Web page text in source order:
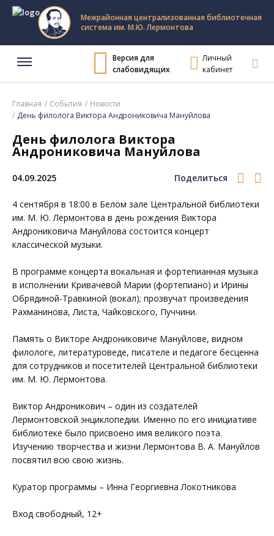
Межрайонная централизованная библиотечная
система им. М.Ю. Лермонтова
Версия для
слабовидящих
Личный
кабинет
Главная События
Новости
День филолога Виктора Андрониковича Мануйлова
День филолога Виктора
Андрониковича Мануйлова
04.09.2025 Поделиться
4 сентября в 18:00 в Белом зале Центральной библиотеки
им. М. Ю. Лермонтова в день рождения Виктора
Андрониковича Мануйлова состоится концерт
классической музыки.
В программе концерта вокальная и фортепианная музыка
в исполнении Кривачевой Марии (фортепиано) и Ирины
Обрядиной-Травкиной (вокал); прозвучат произведения
Рахманинова, Листа, Чайковского, Пуччини.
Память о Викторе Андрониковиче Мануйлове, видном
филологе, литературоведе, писателе и педагоге бесценна
для сотрудников и посетителей Центральной библиотеки
им. М. Ю. Лермонтова.
Виктор Андроникович – один из создателей
Лермонтовской энциклопедии. Именно по его инициативе
библиотеке было присвоено имя великого поэта.
Изучению творчества и жизни Лермонтова В. А. Мануйлов
посвятил всю свою жизнь.
Куратор программы – Инна Георгиевна Локотникова
Вход свободный, 12+